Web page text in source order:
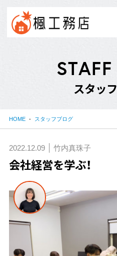
STAFF
スタッフ
HOME スタッフブログ
2022.12.09 竹内真珠子
会社経営を学ぶ！